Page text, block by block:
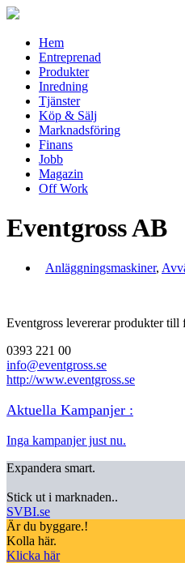
Hem
Entreprenad
Produkter
Inredning
Tjänster
Köp & Sälj
Marknadsföring
Finans
Jobb
Magazin
Off Work
Eventgross AB
Anläggningsmaskiner,
Eventgross levererar produkter till
0393 221 00
info@eventgross.se
http://www.eventgross.se
Aktuella Kampanjer :
Inga kampanjer just nu.
Expandera smart.
Stick ut i marknaden..
SVBI.se
Är du byggare.!
Kolla här.
Klicka här